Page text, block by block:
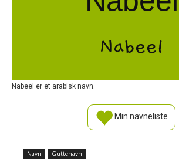
Nabeel
Nabeel er et arabisk navn.
Min navneliste
Navn Guttenavn